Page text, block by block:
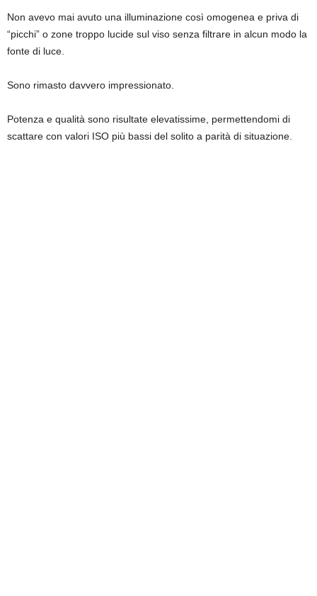
Non avevo mai avuto una illuminazione così omogenea e priva di
“picchi” o zone troppo lucide sul viso senza filtrare in alcun modo la
fonte di luce.
Sono rimasto davvero impressionato.
Potenza e qualità sono risultate elevatissime, permettendomi di
scattare con valori ISO più bassi del solito a parità di situazione.